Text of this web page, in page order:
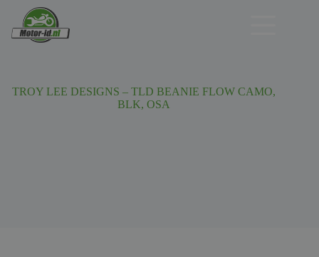
TROY LEE DESIGNS – TLD BEANIE FLOW CAMO,
BLK, OSA